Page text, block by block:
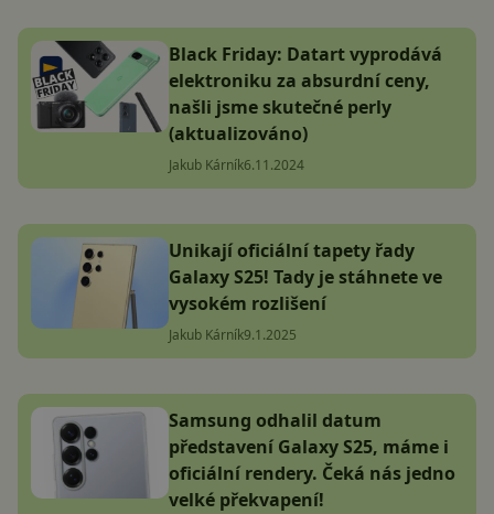
Black Friday: Datart vyprodává
elektroniku za absurdní ceny,
našli jsme skutečné perly
(aktualizováno)
Jakub Kárník6.11.2024
Unikají oficiální tapety řady
Galaxy S25! Tady je stáhnete ve
vysokém rozlišení
Jakub Kárník9.1.2025
Samsung odhalil datum
představení Galaxy S25, máme i
oficiální rendery. Čeká nás jedno
velké překvapení!